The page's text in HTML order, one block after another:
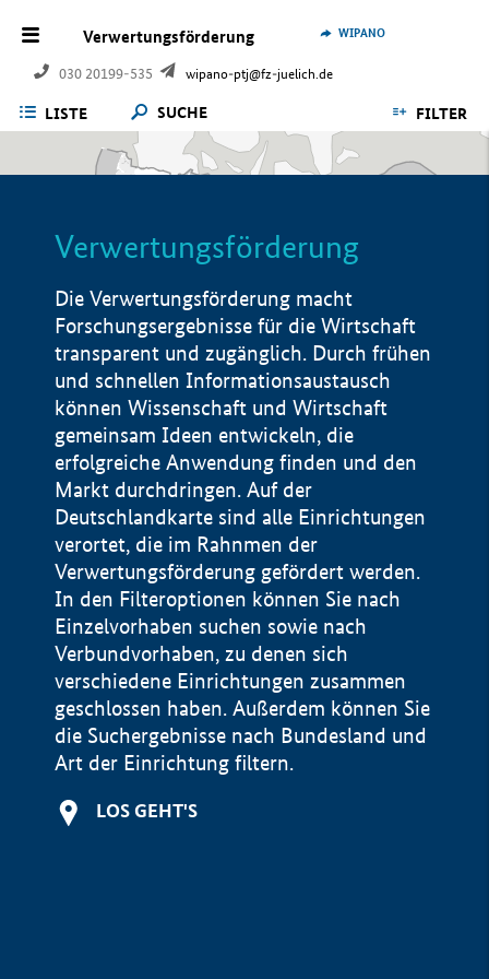
Verwertungsförderung
030 20199-535 wipano-ptj@fz-juelich.de
WIPANO
LISTE SUCHE FILTER
Verwertungsförderung
Die Verwertungsförderung macht
Forschungsergebnisse für die Wirtschaft
transparent und zugänglich. Durch frühen
und schnellen Informationsaustausch
können Wissenschaft und Wirtschaft
gemeinsam Ideen entwickeln, die
erfolgreiche Anwendung finden und den
Markt durchdringen. Auf der
Deutschlandkarte sind alle Einrichtungen
verortet, die im Rahnmen der
Verwertungsförderung gefördert werden.
In den Filteroptionen können Sie nach
Einzelvorhaben suchen sowie nach
Verbundvorhaben, zu denen sich
verschiedene Einrichtungen zusammen
geschlossen haben. Außerdem können Sie
die Suchergebnisse nach Bundesland und
Art der Einrichtung filtern.
LOS GEHT'S